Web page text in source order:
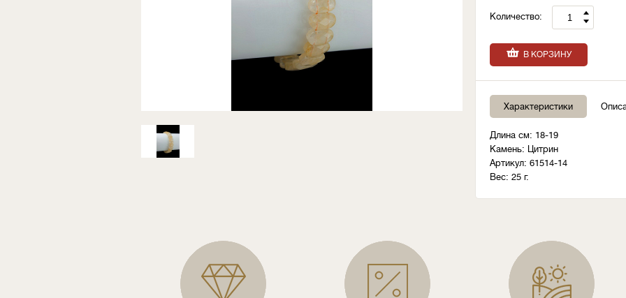
Количество:
В КОРЗИНУ
Характеристики
Длина см: 18-19
Камень: Цитрин
Артикул: 61514-14
Вес: 25 г.